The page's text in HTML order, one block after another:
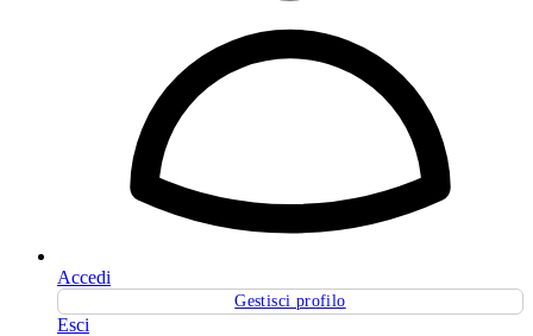
Accedi
Gestisci profilo
Esci